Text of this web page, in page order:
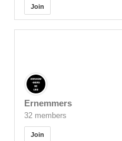
Join
Ernemmers
32 members
Join